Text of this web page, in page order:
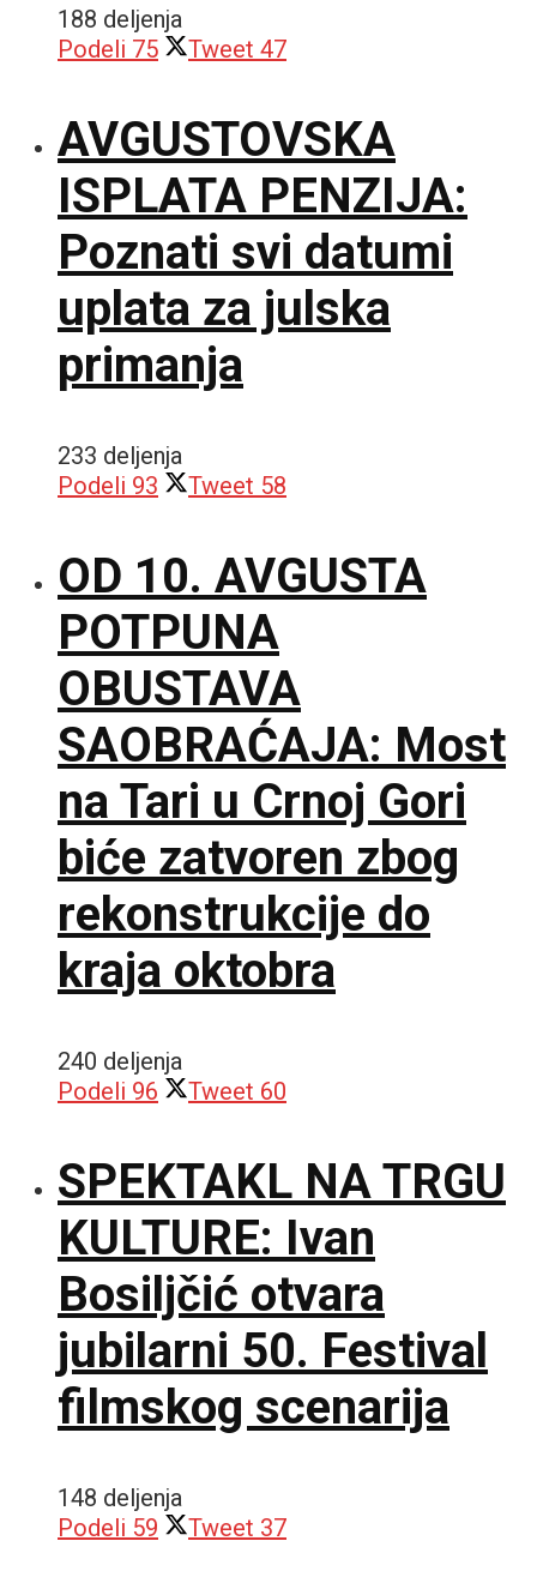
188 deljenja
Podeli 75 Tweet 47
AVGUSTOVSKA
ISPLATA PENZIJA:
Poznati svi datumi
uplata za julska
primanja
233 deljenja
Podeli 93 Tweet 58
OD 10. AVGUSTA
POTPUNA
OBUSTAVA
SAOBRAĆAJA: Most
na Tari u Crnoj Gori
biće zatvoren zbog
rekonstrukcije do
kraja oktobra
240 deljenja
Podeli 96 Tweet 60
SPEKTAKL NA TRGU
KULTURE: Ivan
Bosiljčić otvara
jubilarni 50. Festival
filmskog scenarija
148 deljenja
Podeli 59 Tweet 37